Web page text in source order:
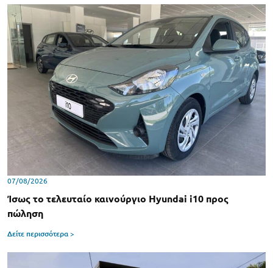
07/08/2026
Ίσως το τελευταίο καινούργιο Hyundai i10 προς
πώληση
Δείτε περισσότερα >